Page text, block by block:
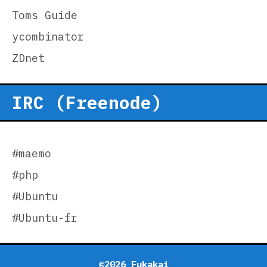
Toms Guide
ycombinator
ZDnet
IRC (Freenode)
#maemo
#php
#Ubuntu
#Ubuntu-fr
©2026 Fukakai